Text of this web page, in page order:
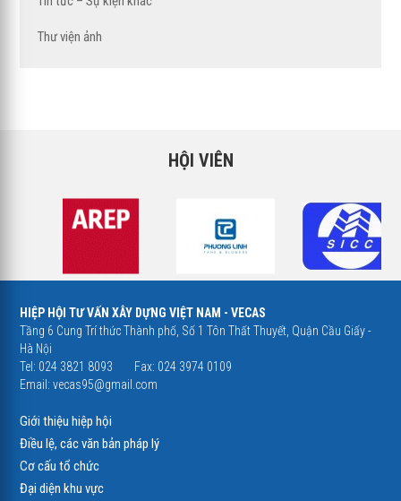
Thư viện ảnh
HỘI VIÊN
HIỆP HỘI TƯ VẤN XÂY DỰNG VIỆT NAM - VECAS
Tầng 6 Cung Trí thức Thành phố, Số 1 Tôn Thất Thuyết, Quận Cầu Giấy -
Hà Nội
Tel: 024 3821 8093
Fax: 024 3974 0109
Email:vecas95@gmail.com
Giới thiệu hiệp hội
Điều lệ, các văn bản pháp lý
Cơ cấu tổ chức
Đại diện khu vực